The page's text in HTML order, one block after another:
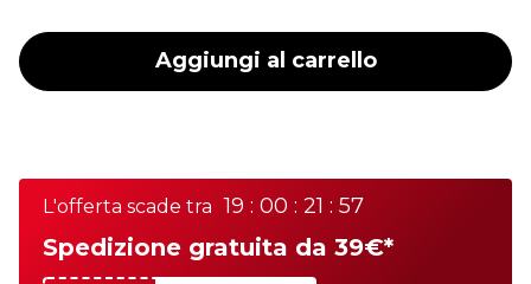
Aggiungi al carrello
L'offerta scade tra 19 : 00 : 21 : 57
Spedizione gratuita da 39€*